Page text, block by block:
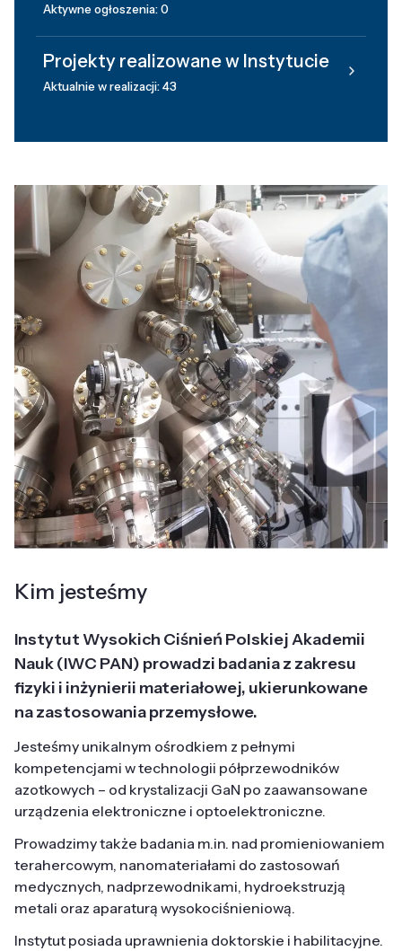
Aktywne ogłoszenia: 0
Projekty realizowane w Instytucie
Aktualnie w realizacji: 43
Kim jesteśmy
Instytut Wysokich Ciśnień Polskiej Akademii
Nauk (IWC PAN) prowadzi badania z zakresu
fizyki i inżynierii materiałowej, ukierunkowane
na zastosowania przemysłowe.
Jesteśmy unikalnym ośrodkiem z pełnymi
kompetencjami w technologii półprzewodników
azotkowych – od krystalizacji GaN po zaawansowane
urządzenia elektroniczne i optoelektroniczne.
Prowadzimy także badania m.in. nad promieniowaniem
terahercowym, nanomateriałami do zastosowań
medycznych, nadprzewodnikami, hydroekstruzją
metali oraz aparaturą wysokociśnieniową.
Instytut posiada uprawnienia doktorskie i habilitacyjne.